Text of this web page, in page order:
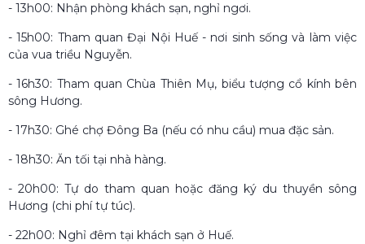
- 13h00: Nhận phòng khách sạn, nghỉ ngơi.
- 15h00: Tham quan Đại Nội Huế - nơi sinh sống và làm việc
của vua triều Nguyễn.
- 16h30: Tham quan Chùa Thiên Mụ, biểu tượng cổ kính bên
sông Hương.
- 17h30: Ghé chợ Đông Ba (nếu có nhu cầu) mua đặc sản.
- 18h30: Ăn tối tại nhà hàng.
- 20h00: Tự do tham quan hoặc đăng ký du thuyền sông
Hương (chi phí tự túc).
- 22h00: Nghỉ đêm tại khách sạn ở Huế.